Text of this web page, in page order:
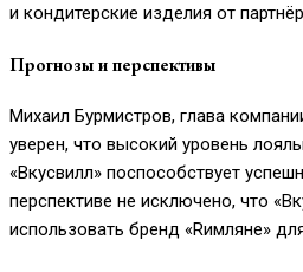
и кондитерские изделия от
Прогнозы и перспективы
Михаил Бурмистров, глава
уверен, что высокий уровень
«Вкусвилл» поспособствует
перспективе не исключено, что
использовать бренд «Rимляне»